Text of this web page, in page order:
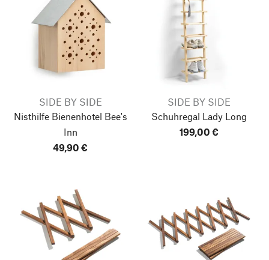
SIDE BY SIDE
Nisthilfe Bienenhotel Bee's
Inn
49,90 €
SIDE BY SIDE
Schuhregal Lady Long
199,00 €